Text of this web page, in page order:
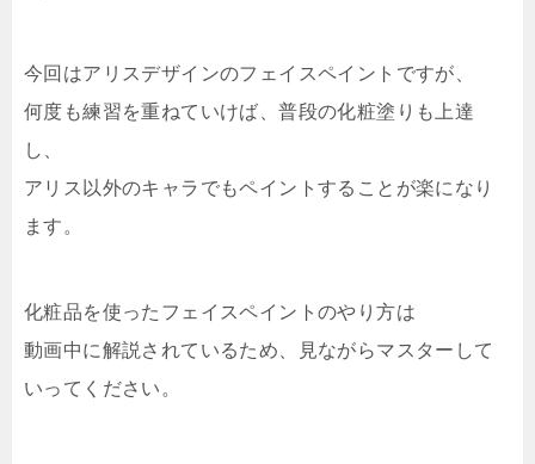
今回はアリスデザインのフェイスペイントですが、
何度も練習を重ねていけば、普段の化粧塗りも上達
し、
アリス以外のキャラでもペイントすることが楽になり
ます。
化粧品を使ったフェイスペイントのやり方は
動画中に解説されているため、見ながらマスターして
いってください。